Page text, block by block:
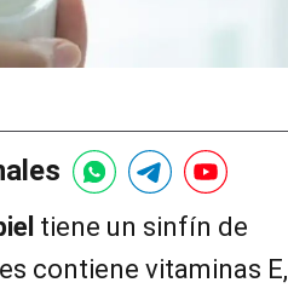
tiene un sinfín de
contiene vitaminas E,